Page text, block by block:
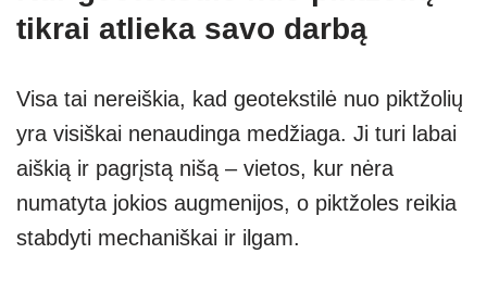
tikrai atlieka savo darbą
Visa tai nereiškia, kad geotekstilė nuo piktžolių
yra visiškai nenaudinga medžiaga. Ji turi labai
aiškią ir pagrįstą nišą – vietos, kur nėra
numatyta jokios augmenijos, o piktžoles reikia
stabdyti mechaniškai ir ilgam.